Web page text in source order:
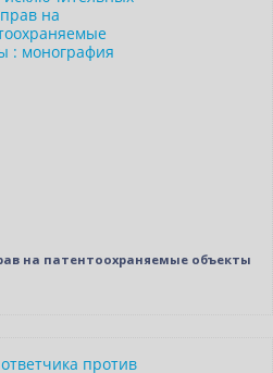
на патентоохраняемые объекты